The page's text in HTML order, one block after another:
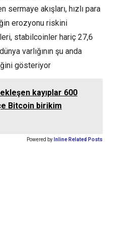
sermaye akışları, hızlı para
erozyonu riskini
stabilcoinler hariç 27,6
varlığının şu anda
gösteriyor
kayıplar 600
Bitcoin birikim
Powered by Inline Related Posts